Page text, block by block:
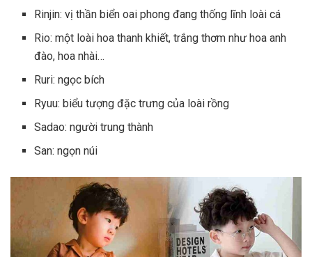
Rinjin: vị thần biển oai phong đang thống lĩnh loài cá
Rio: một loài hoa thanh khiết, trắng thơm như hoa anh
đào, hoa nhài…
Ruri: ngọc bích
Ryuu: biểu tượng đặc trưng của loài rồng
Sadao: người trung thành
San: ngọn núi